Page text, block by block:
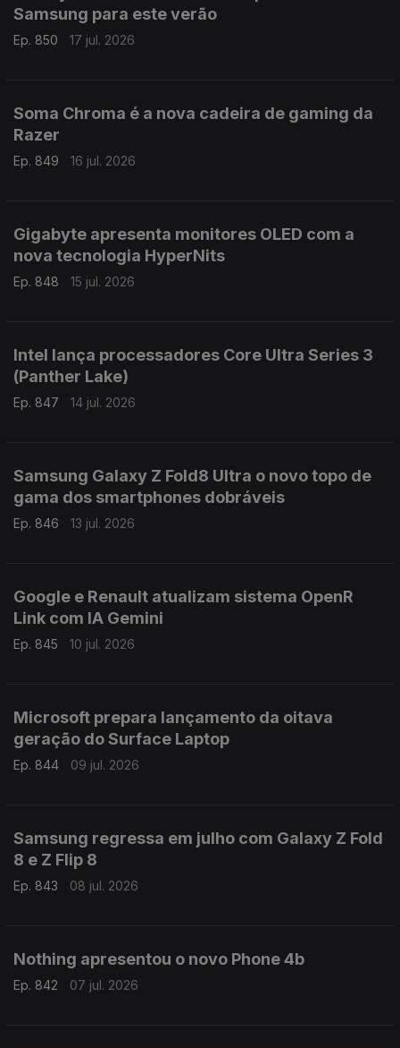
Samsung para este verão
Ep. 850 17 jul. 2026
Soma Chroma é a nova cadeira de gaming da
Razer
Ep. 849 16 jul. 2026
Gigabyte apresenta monitores OLED com a
nova tecnologia HyperNits
Ep. 848 15 jul. 2026
Intel lança processadores Core Ultra Series 3
(Panther Lake)
Ep. 847 14 jul. 2026
Samsung Galaxy Z Fold8 Ultra o novo topo de
gama dos smartphones dobráveis
Ep. 846 13 jul. 2026
Google e Renault atualizam sistema OpenR
Link com IA Gemini
Ep. 845 10 jul. 2026
Microsoft prepara lançamento da oitava
geração do Surface Laptop
Ep. 844 09 jul. 2026
Samsung regressa em julho com Galaxy Z Fold
8 e Z Flip 8
Ep. 843 08 jul. 2026
Nothing apresentou o novo Phone 4b
Ep. 842 07 jul. 2026